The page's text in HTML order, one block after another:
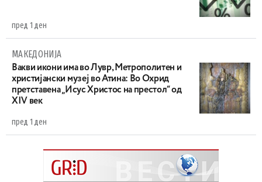
пред 1 ден
МАКЕДОНИЈА
Вакви икони има во Лувр, Метрополитен и
христијански музеј во Атина: Во Охрид
претставена „Исус Христос на престол“ од
XIV век
пред 1 ден